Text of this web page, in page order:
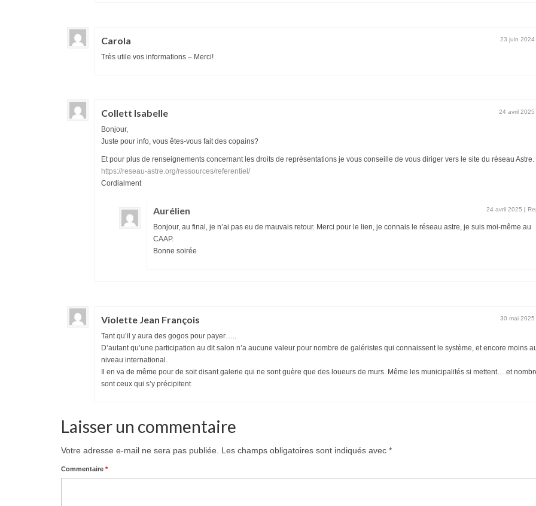
Carola 23 juin 2024
Très utile vos informations – Merci!
Collett Isabelle 24 avril 2025
Bonjour,
Juste pour info, vous êtes-vous fait des copains?
Et pour plus de renseignements concernant les droits de représentations je vous conseille de vous diriger vers le site du réseau Astre.
https://reseau-astre.org/ressources/referentiel/
Cordialment
Aurélien 24 avril 2025 |
Bonjour, au final, je n’ai pas eu de mauvais retour. Merci pour le lien, je connais le réseau astre, je suis moi-même au
CAAP.
Bonne soirée
Violette Jean François 30 mai 2025
Tant qu’il y aura des gogos pour payer…..
D’autant qu’une participation au dit salon n’a aucune valeur pour nombre de galéristes qui connaissent le système, et encore moins
niveau international.
Il en va de même pour de soit disant galerie qui ne sont guère que des loueurs de murs. Même les municipalités si mettent….et
sont ceux qui s’y précipitent
Laisser un commentaire
Votre adresse e-mail ne sera pas publiée. Les champs obligatoires sont indiqués avec *
Commentaire *